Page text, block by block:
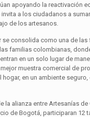
apoyando la reactivación
a los ciudadanos a
de los artesanos.
se consolida como una de las
familias colombianas,
en un solo lugar de
muestra comercial de
hogar, en un ambiente
la alianza entre Artesanías de
de Bogotá, participaran 12